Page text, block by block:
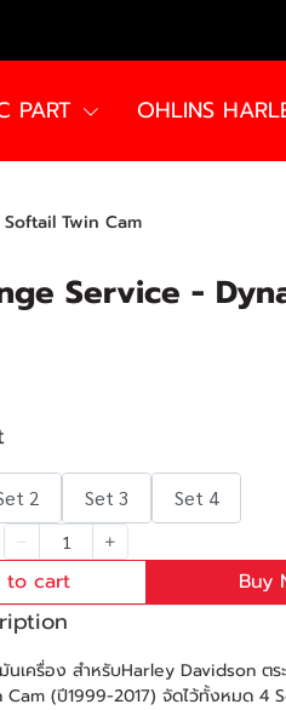
PART OHLINS
Twin Cam
Service -
2 Set 3 Set 4
to cart Buy
นเครื่อง สำหรับHarley Davidson ต
Cam (ปี1999-2017) จัดไว้ทั้งหมด 4